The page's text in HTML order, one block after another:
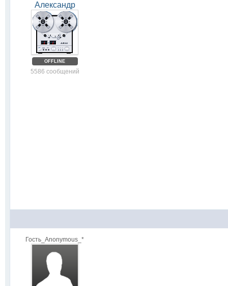
Александр
OFFLINE
5586 сообщений
Гость_Anonymous_*